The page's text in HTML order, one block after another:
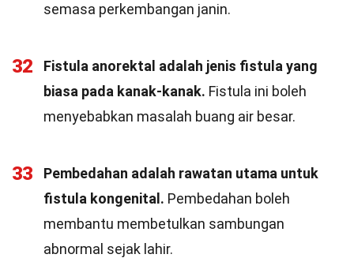
semasa perkembangan janin.
32
Fistula anorektal adalah jenis fistula yang
biasa pada kanak-kanak. Fistula ini boleh
menyebabkan masalah buang air besar.
33
Pembedahan adalah rawatan utama untuk
fistula kongenital. Pembedahan boleh
membantu membetulkan sambungan
abnormal sejak lahir.